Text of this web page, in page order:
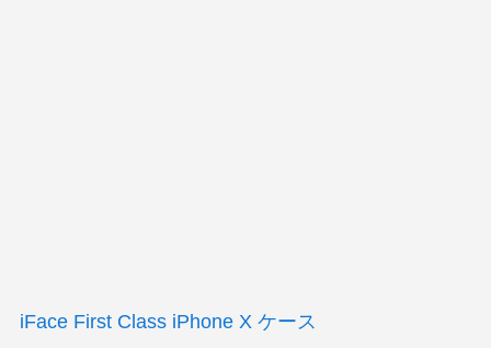
iFace First Class iPhone X ケース